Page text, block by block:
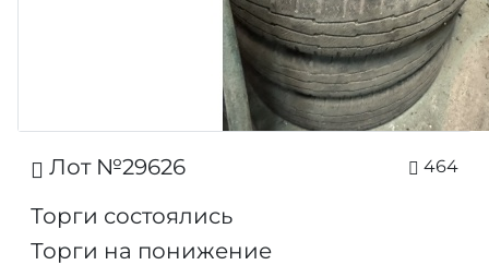
Лот №29626 464
Торги состоялись
Торги на понижение